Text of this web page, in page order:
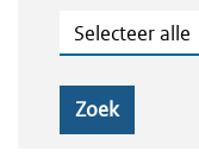
Geografie
Zoek